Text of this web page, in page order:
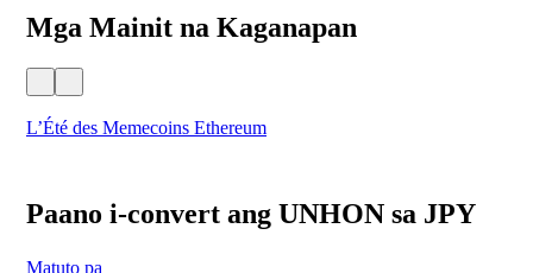
Mga Mainit na Kaganapan
L’Été des Memecoins Ethereum
Paano i-convert ang UNHON sa JPY
Matuto pa